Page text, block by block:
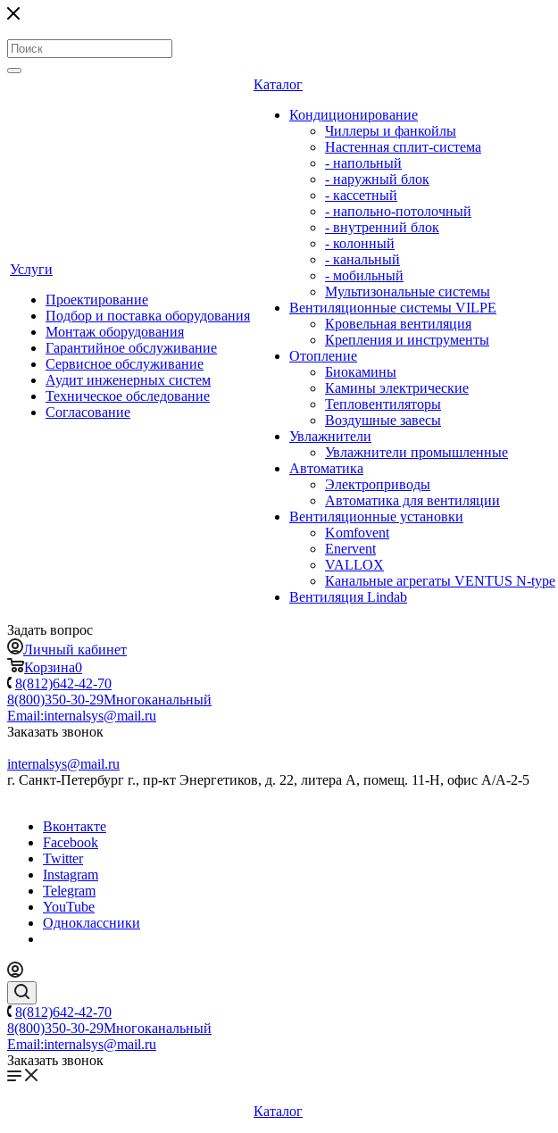
Услуги
Проектирование
Подбор и поставка оборудования
Монтаж оборудования
Гарантийное обслуживание
Сервисное обслуживание
Аудит инженерных систем
Техническое обследование
Согласование
Каталог
Кондиционирование
Чиллеры и фанкойлы
Настенная сплит-система
- напольный
- наружный блок
- кассетный
- напольно-потолочный
- внутренний блок
- колонный
- канальный
- мобильный
Мультизональные системы
Вентиляционные системы VILPE
Кровельная вентиляция
Крепления и инструменты
Отопление
Биокамины
Камины электрические
Тепловентиляторы
Воздушные завесы
Увлажнители
Увлажнители промышленные
Автоматика
Электроприводы
Автоматика для вентиляции
Вентиляционные установки
Komfovent
Enervent
VALLOX
Канальные агрегаты VENTUS N-type
Вентиляция Lindab
Задать вопрос
Личный кабинет
Корзина0
8(812)642-42-70
8(800)350-30-29Многоканальный
Email:internalsys@mail.ru
Заказать звонок
internalsys@mail.ru
г. Санкт-Петербург г., пр-кт Энергетиков, д. 22, литера А, помещ. 11-Н, офис А/А-2-5
Вконтакте
Facebook
Twitter
Instagram
Telegram
YouTube
Одноклассники
8(812)642-42-70
8(800)350-30-29Многоканальный
Email:internalsys@mail.ru
Заказать звонок
Каталог